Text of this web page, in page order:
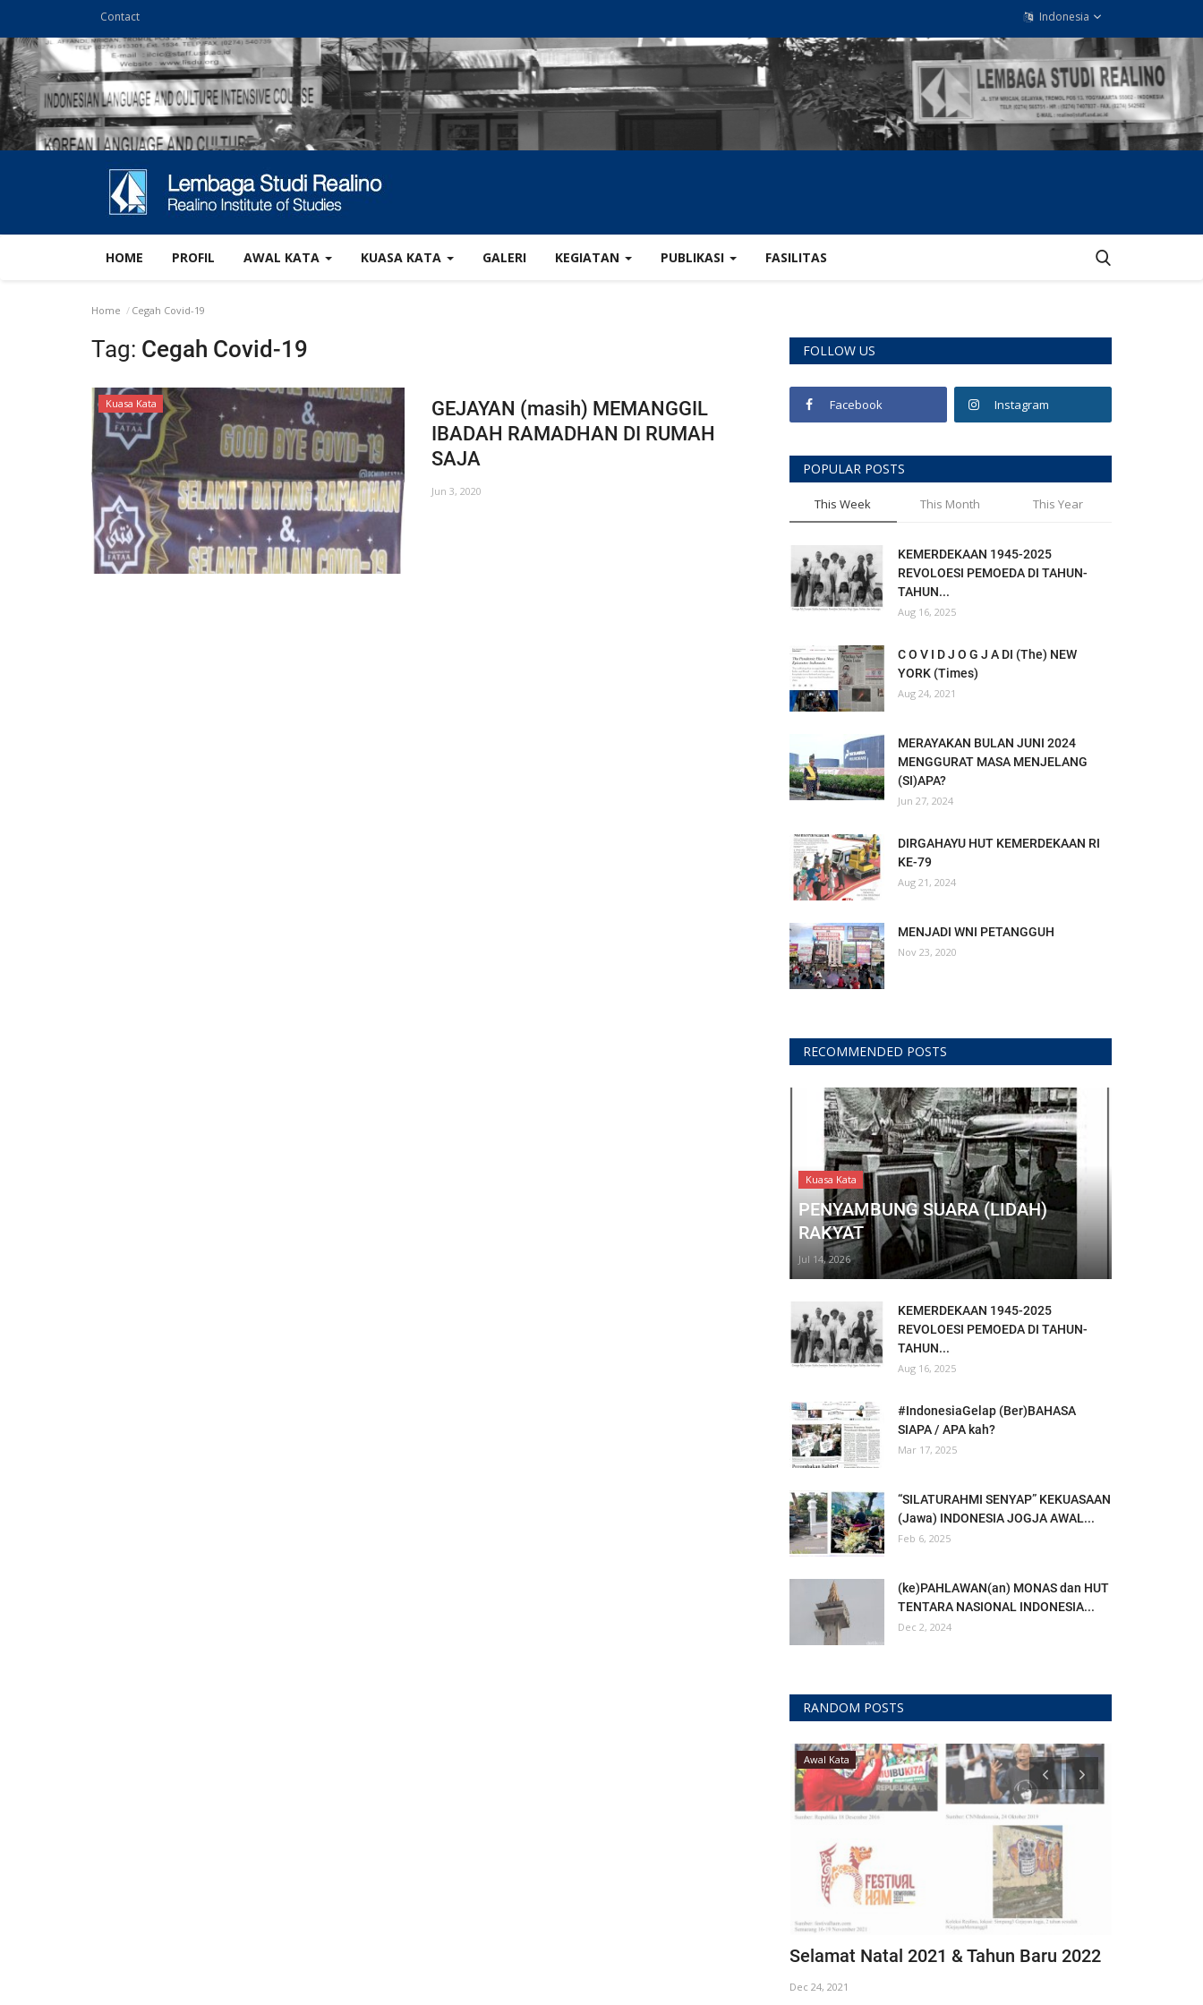
Contact Indonesia
HOME PROFIL AWAL KATA KUASA KATA GALERI KEGIATAN PUBLIKASI FASILITAS
Home Cegah Covid-19
Tag: Cegah Covid-19
Kuasa Kata
GEJAYAN (masih) MEMANGGIL
IBADAH RAMADHAN DI RUMAH
SAJA
Jun 3, 2020
FOLLOW US
Facebook Instagram
POPULAR POSTS
This Week This Month This Year
KEMERDEKAAN 1945-2025
REVOLOESI PEMOEDA DI TAHUN-
TAHUN...
Aug 16, 2025
C O V I D J O G J A DI (The) NEW
YORK (Times)
Aug 24, 2021
MERAYAKAN BULAN JUNI 2024
MENGGURAT MASA MENJELANG
(SI)APA?
Jun 27, 2024
DIRGAHAYU HUT KEMERDEKAAN RI
KE-79
Aug 21, 2024
MENJADI WNI PETANGGUH
Nov 23, 2020
RECOMMENDED POSTS
Kuasa Kata
PENYAMBUNG SUARA (LIDAH)
RAKYAT
Jul 14, 2026
KEMERDEKAAN 1945-2025
REVOLOESI PEMOEDA DI TAHUN-
TAHUN...
Aug 16, 2025
#IndonesiaGelap (Ber)BAHASA
SIAPA / APA kah?
Mar 17, 2025
“SILATURAHMI SENYAP” KEKUASAAN
(Jawa) INDONESIA JOGJA AWAL...
Feb 6, 2025
(ke)PAHLAWAN(an) MONAS dan HUT
TENTARA NASIONAL INDONESIA...
Dec 2, 2024
RANDOM POSTS
Awal Kata
Selamat Natal 2021 & Tahun Baru 2022
Dec 24, 2021